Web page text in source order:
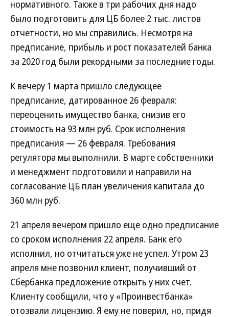
нормативного. Также в три рабочих дня надо
было подготовить для ЦБ более 2 тыс. листов
отчетности, но мы справились. Несмотря на
предписание, прибыль и рост показателей банка
за 2020 год были рекордными за последние годы.
К вечеру 1 марта пришло следующее
предписание, датированное 26 февраля:
переоценить имущество банка, снизив его
стоимость на 93 млн руб. Срок исполнения
предписания — 26 февраля. Требования
регулятора мы выполнили. В марте собственники
и менеджмент подготовили и направили на
согласование ЦБ план увеличения капитала до
360 млн руб.
21 апреля вечером пришло еще одно предписание
со сроком исполнения 22 апреля. Банк его
исполнил, но отчитаться уже не успел. Утром 23
апреля мне позвонил клиент, получивший от
Сбербанка предложение открыть у них счет.
Клиенту сообщили, что у «Проинвестбанка»
отозвали лицензию. Я ему не поверил, но, придя